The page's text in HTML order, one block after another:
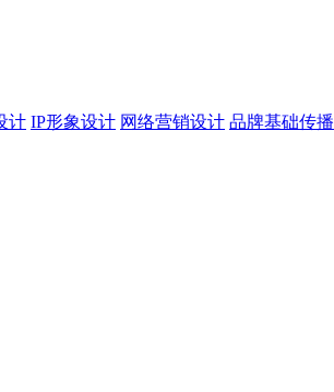
计 IP形象设计 网络营销设计 品牌基础传播